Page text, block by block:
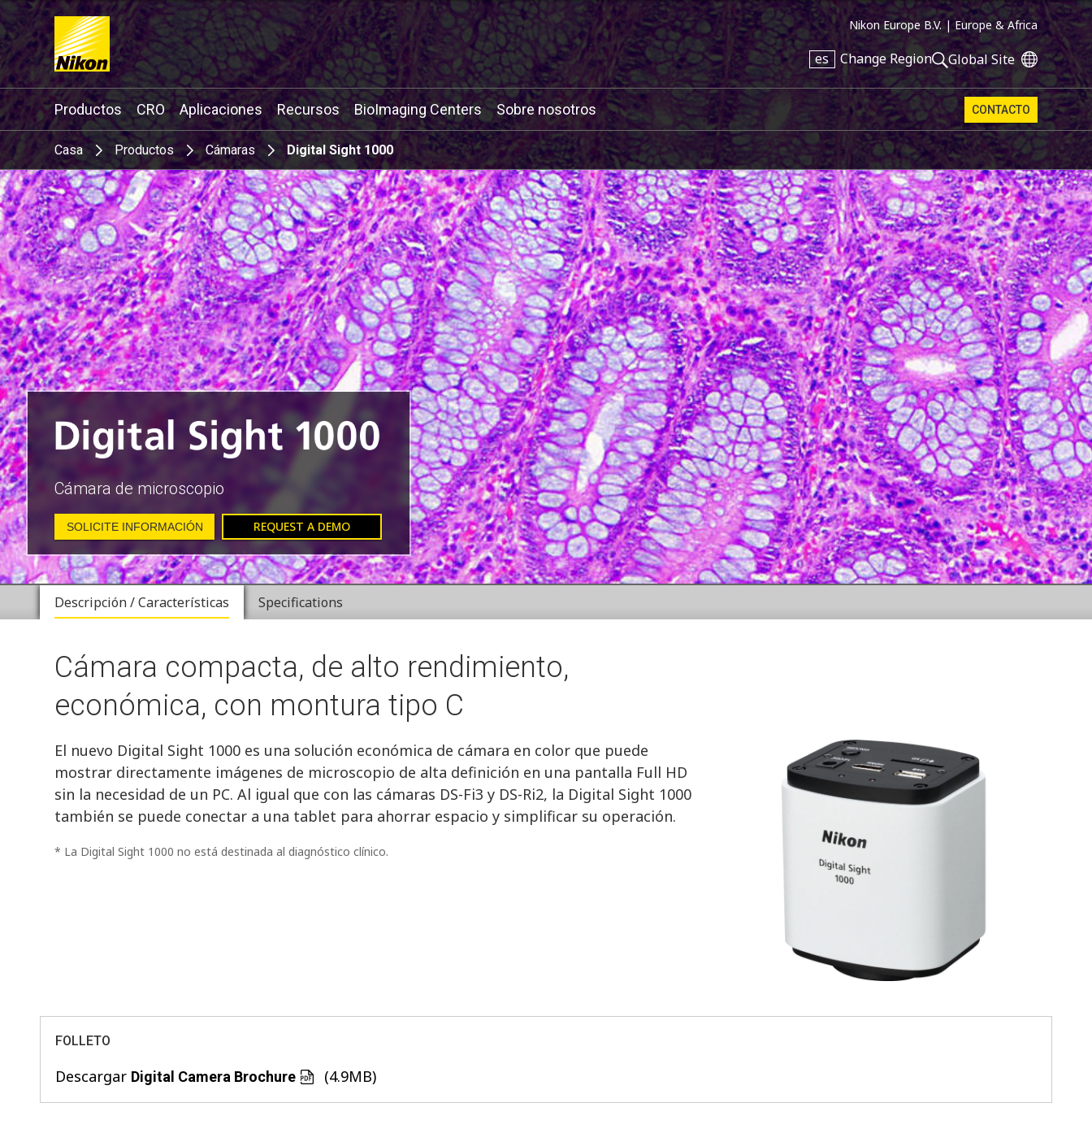
Nikon Europe B.V. | Europe & Africa
es Change Region Global Site
Search keyword(s)
Productos CRO Aplicaciones Recursos BioImaging Centers Sobre nosotros CONTACTO
Casa Productos Cámaras Digital Sight 1000
Cámara de microscopio
SOLICITE INFORMACIÓN REQUEST A DEMO
Descripción / Características Specifications
Cámara compacta, de alto rendimiento,
económica, con montura tipo C
El nuevo Digital Sight 1000 es una solución económica de cámara en color que puede
mostrar directamente imágenes de microscopio de alta definición en una pantalla Full HD
sin la necesidad de un PC. Al igual que con las cámaras DS-Fi3 y DS-Ri2, la Digital Sight 1000
también se puede conectar a una tablet para ahorrar espacio y simplificar su operación.
* La Digital Sight 1000 no está destinada al diagnóstico clínico.
FOLLETO
Descargar Digital Camera Brochure (4.9MB)